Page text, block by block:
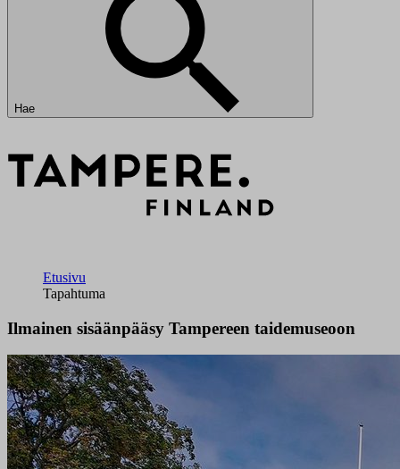
Hae
Etusivu
Tapahtuma
Ilmainen sisäänpääsy Tampereen taidemuseoon